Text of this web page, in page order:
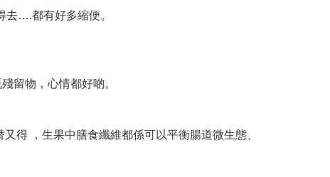
去….都有好多縮便。
留物，心情都好啲。
得 ，生果中膳食纖維都係可以平衡腸道微生態、